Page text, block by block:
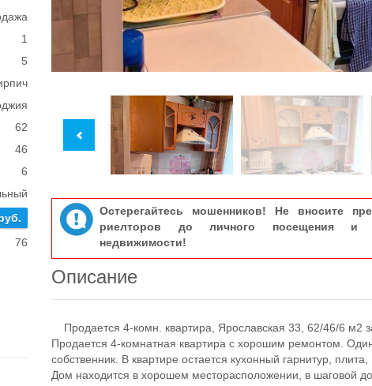
1
5
62
46
6
76
Остерегайтесь мошенников! Не вносите
риелторов до личного посещения и
недвижимости!
Описание
Продается 4-комн. квартира, Ярославская 33, 62/46/6 м2
Продается 4-комнатная квартира с хорошим ремонтом.
собственник. В квартире остается кухонный гарнитур,
Дом находится в хорошем месторасположении, в шаговой